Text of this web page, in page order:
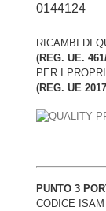
0144124
RICAMBI DI
(REG. UE.
PER I
(REG. UE
PUNTO 3
CODICE